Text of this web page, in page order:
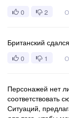
0 2
Британский
0 1
Персонажей нет
соответствовать
Ситуаций,